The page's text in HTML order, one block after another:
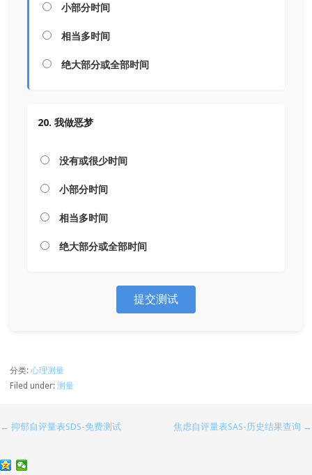
小部分时间
相当多时间
绝大部分或全部时间
20. 我做恶梦
没有或很少时间
小部分时间
相当多时间
绝大部分或全部时间
提交测试
分类:心理测量
Filed under:测量
文
章
← 抑郁自评量表SDS-免费测试 焦虑自评量表SAS-历史结果查询 →